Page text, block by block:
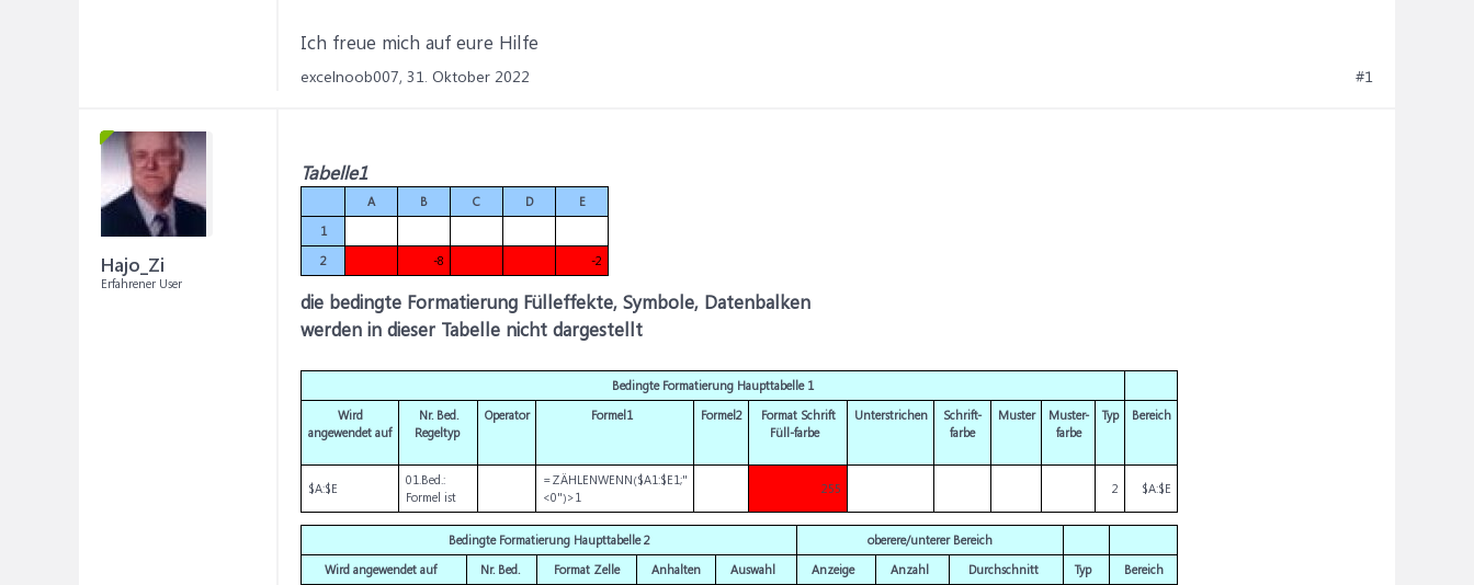
Ich freue mich auf eure Hilfe
excelnoob007, 31. Oktober 2022 #1
Hajo_Zi
Erfahrener User
Tabelle1
A B C D
E
1
2
-8 -2
die bedingte Formatierung Fülleffekte, Symbole, Datenbalken
werden in dieser Tabelle nicht dargestellt
Bedingte Formatierung Haupttabelle 1
Wird
angewendet auf
Nr. Bed.
Regeltyp
Operator Formel1 Formel2
Format Schrift
Füll-farbe
Unterstrichen
Schrift-
farbe
Muster
Muster-
farbe
Typ Bereich
$A:$E
01.Bed.:
Formel ist
=ZÄHLENWENN($A1:$E1;"
<0")>1
255 2 $A:$E
Bedingte Formatierung Haupttabelle 2
oberere/unterer Bereich
Wird angewendet auf
Nr. Bed. Format Zelle Anhalten Auswahl Anzeige Anzahl Durchschnitt Typ
Bereich